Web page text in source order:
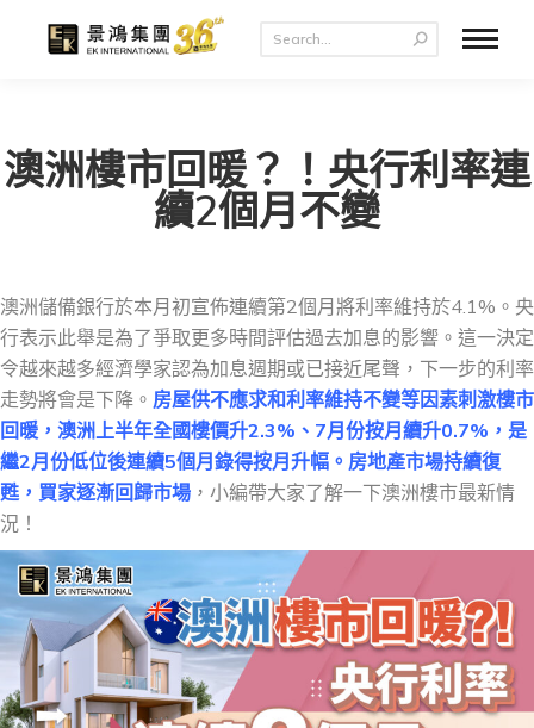
澳洲樓市回暖？！央行利率連
續2個月不變
澳洲儲備銀行於本月初宣佈連續第2個月將利率維持於4.1%。央
行表示此舉是為了爭取更多時間評估過去加息的影響。這一決定
令越來越多經濟學家認為加息週期或已接近尾聲，下一步的利率
走勢將會是下降。 房屋供不應求和利率維持不變等因素刺激樓市
回暖，澳洲上半年全國樓價升2.3%、7月份按月續升0.7%，是
繼2月份低位後連續5個月錄得按月升幅。房地產市場持續復
甦，買家逐漸回歸市場 ，小編帶大家了解一下澳洲樓市最新情
況！